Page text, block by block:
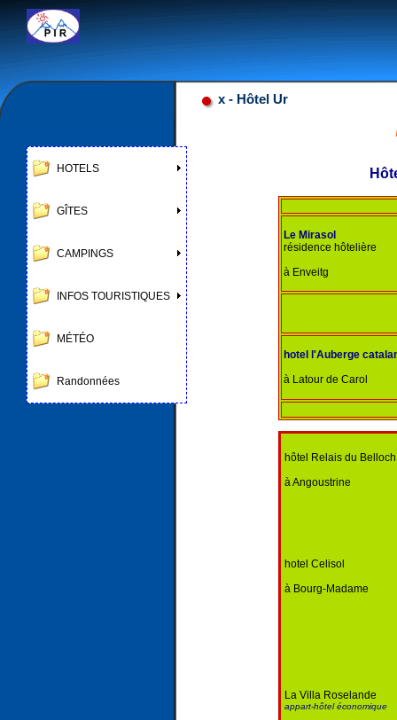
Google
x - Hôtel Ur
Le Mirasol
résidence hôtelière
à Enveitg
hotel l'Auberge
à Latour de Carol
hôtel Relais du Belloch
à Angoustrine
hotel Celisol
à Bourg-Madame
La Villa Roselande
appart-hôtel économique
HOTELS
GÎTES
CAMPINGS
INFOS TOURISTIQUES
MÉTÉO
Randonnées